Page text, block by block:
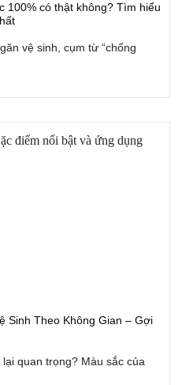
100% có thật không? Tìm hiểu
vệ sinh, cụm từ “chống
Sinh Theo Không Gian – Gợi
quan trọng? Màu sắc của